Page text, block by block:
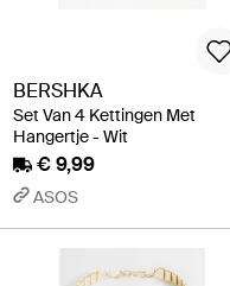
BERSHKA
Set Van 4 Kettingen Met
Hangertje - Wit
€ 9,99
ASOS